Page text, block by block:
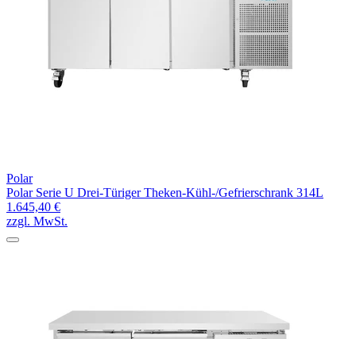
Polar
Polar Serie U Drei-Türiger Theken-Kühl-/Gefrierschrank 314L
1.645,40 €
zzgl. MwSt.